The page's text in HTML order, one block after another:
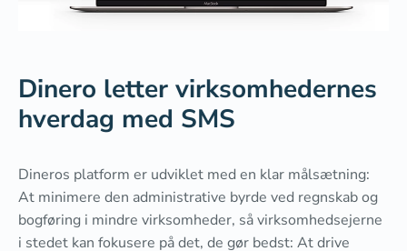
Dinero letter virksomhedernes
hverdag med SMS
Dineros platform er udviklet med en klar målsætning:
At minimere den administrative byrde ved regnskab og
bogføring i mindre virksomheder, så virksomhedsejerne
i stedet kan fokusere på det, de gør bedst: At drive